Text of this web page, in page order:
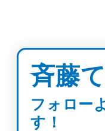
斉藤
フォロー
す！